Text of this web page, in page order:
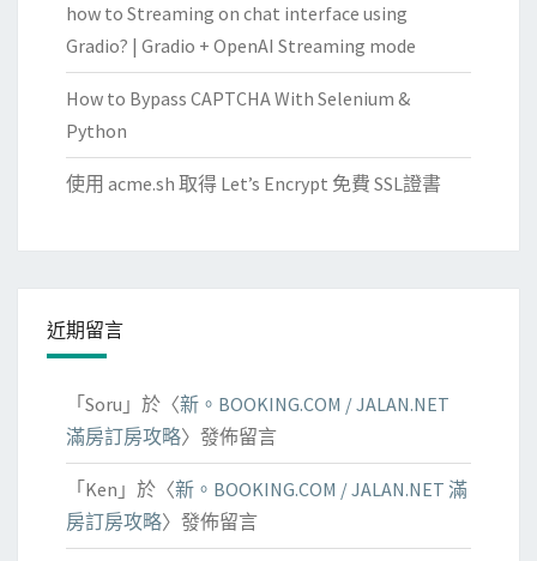
how to Streaming on chat interface using
Gradio? | Gradio + OpenAI Streaming mode
How to Bypass CAPTCHA With Selenium &
Python
使用 acme.sh 取得 Let’s Encrypt 免費 SSL證書
近期留言
「 Soru 」於〈新。BOOKING.COM / JALAN.NET
滿房訂房攻略〉發佈留言
「 Ken 」於〈新。BOOKING.COM / JALAN.NET 滿
房訂房攻略〉發佈留言